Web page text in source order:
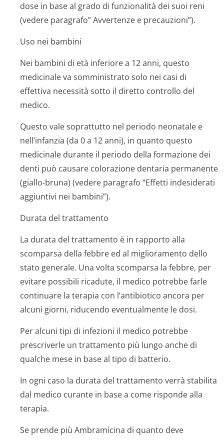
dose in base al grado di funzionalità dei suoi reni
(vedere paragrafo” Avvertenze e precauzioni”).
Uso nei bambini
Nei bambini di età inferiore a 12 anni, questo
medicinale va somministrato solo nei casi di
effettiva necessità sotto il diretto controllo del
medico.
Questo vale soprattutto nel periodo neonatale e
nell’infanzia (da 0 a 12 anni), in quanto questo
medicinale durante il periodo della formazione dei
denti può causare colorazione dentaria permanente
(giallo-bruna) (vedere paragrafo “Effetti indesiderati
aggiuntivi nei bambini”).
Durata del trattamento
La durata del trattamento è in rapporto alla
scomparsa della febbre ed al miglioramento dello
stato generale. Una volta scomparsa la febbre, per
evitare possibili ricadute, il medico potrebbe farle
continuare la terapia con l’antibiotico ancora per
alcuni giorni, riducendo eventualmente le dosi.
Per alcuni tipi di infezioni il medico potrebbe
prescriverle un trattamento più lungo anche di
qualche mese in base al tipo di batterio.
In ogni caso la durata del trattamento verrà stabilita
dal medico curante in base a come risponde alla
terapia.
Se prende più Ambramicina di quanto deve